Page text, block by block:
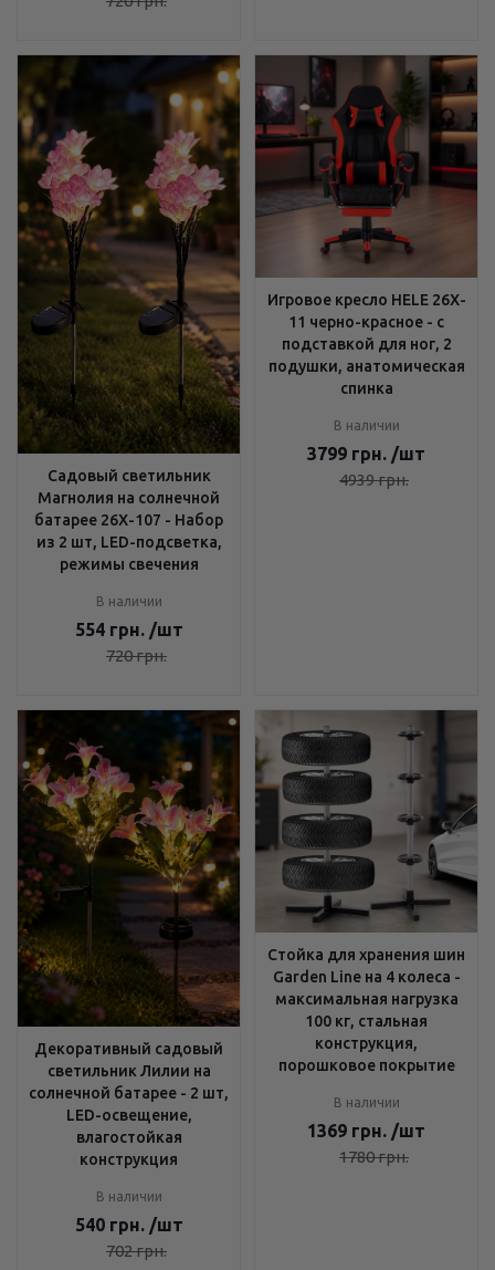
Садовый светильник
Магнолия на солнечной
батарее 26X-107 - Набор
из 2 шт, LED-подсветка,
режимы свечения
В наличии
554 грн. /шт
720грн.
Игровое кресло HELE 26X-
11 черно-красное - с
подставкой для ног, 2
подушки, анатомическая
спинка
В наличии
3799 грн. /шт
4939грн.
Декоративный садовый
светильник Лилии на
солнечной батарее - 2 шт,
LED-освещение,
влагостойкая
конструкция
В наличии
540 грн. /шт
702грн.
Стойка для хранения шин
Garden Line на 4 колеса -
максимальная нагрузка
100 кг, стальная
конструкция,
порошковое покрытие
В наличии
1369 грн. /шт
1780грн.